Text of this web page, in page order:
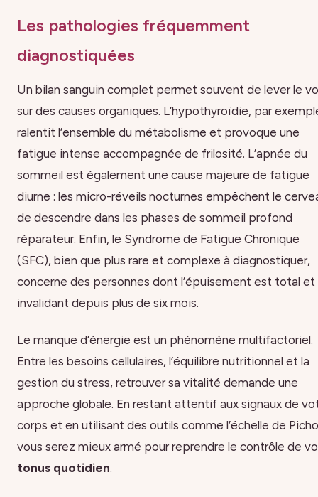
Les pathologies fréquemment
diagnostiquées
Un bilan sanguin complet permet souvent de lever le
sur des causes organiques. L’hypothyroïdie, par
ralentit l’ensemble du métabolisme et provoque une
fatigue intense accompagnée de frilosité. L’apnée du
sommeil est également une cause majeure de fatigue
diurne : les micro-réveils nocturnes empêchent le
de descendre dans les phases de sommeil profond
réparateur. Enfin, le Syndrome de Fatigue Chronique
(SFC), bien que plus rare et complexe à diagnostiquer,
concerne des personnes dont l’épuisement est total et
invalidant depuis plus de six mois.
Le manque d’énergie est un phénomène multifactoriel.
Entre les besoins cellulaires, l’équilibre nutritionnel et la
gestion du stress, retrouver sa vitalité demande une
approche globale. En restant attentif aux signaux de
corps et en utilisant des outils comme l’échelle de
vous serez mieux armé pour reprendre le contrôle de
tonus quotidien.